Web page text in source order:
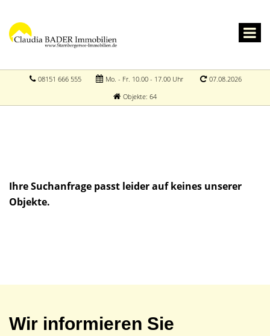
08151 666 555 Mo. - Fr. 10.00 - 17.00 Uhr
07.08.2026
Objekte: 64
Ihre Suchanfrage passt leider auf keines unserer
Objekte.
Wir informieren Sie